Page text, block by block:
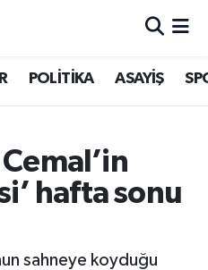
POLİTİKA ASAYİŞ
hafta sonu
sahneye koyduğu
ve Fikstür